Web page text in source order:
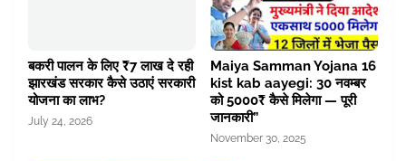
बकरी पालन के लिए ₹7 लाख दे रही
झारखंड सरकार कैसे उठाएं सरकारी
योजना का लाभ?
July 24, 2026
Maiya Samman Yojana 16
kist kab aayegi: 30 नवम्बर
को 5000₹ कैसे मिलेगा — पूरी
जानकारी”
November 30, 2025